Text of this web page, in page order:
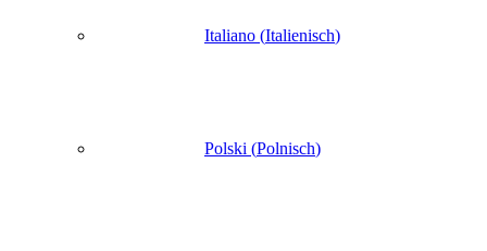
Italiano (Italienisch)
Polski (Polnisch)